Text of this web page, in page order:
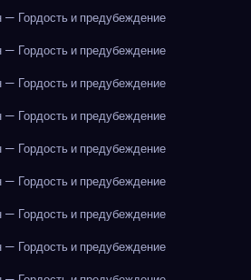
Гордость и предубеждение
Гордость и предубеждение
Гордость и предубеждение
Гордость и предубеждение
Гордость и предубеждение
Гордость и предубеждение
Гордость и предубеждение
Гордость и предубеждение